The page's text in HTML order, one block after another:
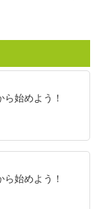
ら始めよう！
ら始めよう！